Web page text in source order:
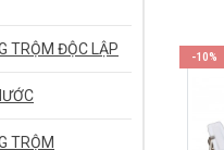
-10%
TRỘM ĐỘC LẬP
TRỘM